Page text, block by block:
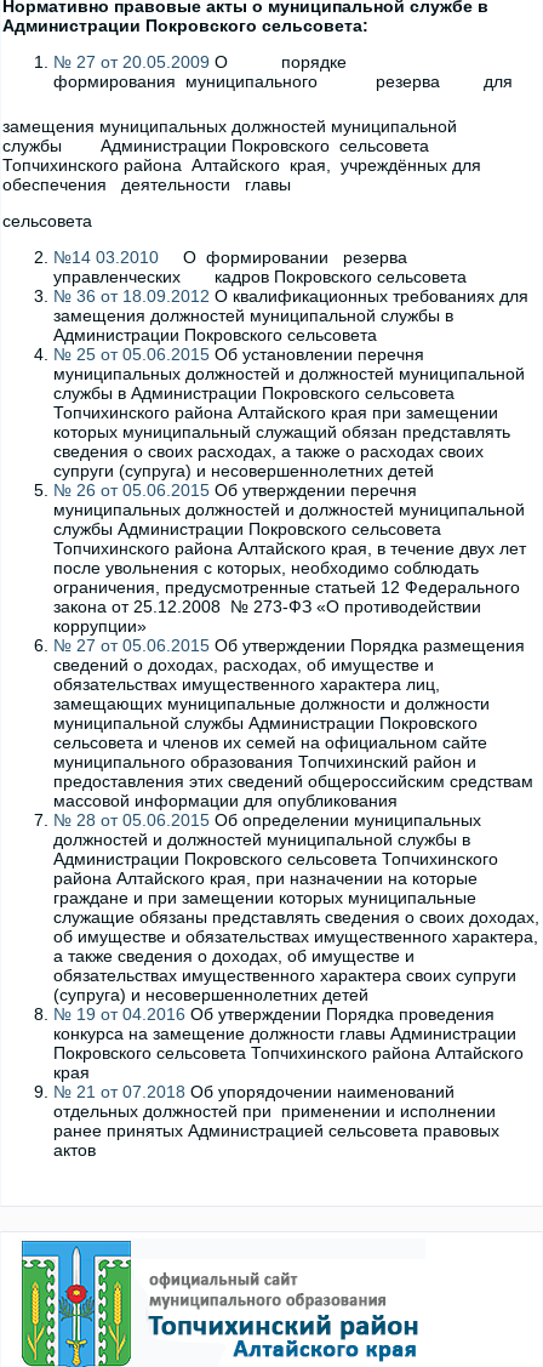
Нормативно правовые акты о муниципальной службе в
Администрации Покровского сельсовета:
№ 27 от 20.05.2009 О порядке
формирования муниципального резерва для
замещения муниципальных должностей муниципальной
службы Администрации Покровского сельсовета
Топчихинского района Алтайского края, учреждённых для
обеспечения деятельности главы
сельсовета
№14 03.2010 О формировании резерва
управленческих кадров Покровского сельсовета
№ 36 от 18.09.2012 О квалификационных требованиях для
замещения должностей муниципальной службы в
Администрации Покровского сельсовета
№ 25 от 05.06.2015 Об установлении перечня
муниципальных должностей и должностей муниципальной
службы в Администрации Покровского сельсовета
Топчихинского района Алтайского края при замещении
которых муниципальный служащий обязан представлять
сведения о своих расходах, а также о расходах своих
супруги (супруга) и несовершеннолетних детей
№ 26 от 05.06.2015 Об утверждении перечня
муниципальных должностей и должностей муниципальной
службы Администрации Покровского сельсовета
Топчихинского района Алтайского края, в течение двух лет
после увольнения c которых, необходимо соблюдать
ограничения, предусмотренные статьей 12 Федерального
закона от 25.12.2008 № 273-ФЗ «О противодействии
коррупции»
№ 27 от 05.06.2015 Об утверждении Порядка размещения
сведений о доходах, расходах, об имуществе и
обязательствах имущественного характера лиц,
замещающих муниципальные должности и должности
муниципальной службы Администрации Покровского
сельсовета и членов их семей на официальном сайте
муниципального образования Топчихинский район и
предоставления этих сведений общероссийским средствам
массовой информации для опубликования
№ 28 от 05.06.2015 Об определении муниципальных
должностей и должностей муниципальной службы в
Администрации Покровского сельсовета Топчихинского
района Алтайского края, при назначении на которые
граждане и при замещении которых муниципальные
служащие обязаны представлять сведения о своих доходах,
об имуществе и обязательствах имущественного характера,
а также сведения о доходах, об имуществе и
обязательствах имущественного характера своих супруги
(супруга) и несовершеннолетних детей
№ 19 от 04.2016 Об утверждении Порядка проведения
конкурса на замещение должности главы Администрации
Покровского сельсовета Топчихинского района Алтайского
края
№ 21 от 07.2018 Об упорядочении наименований
отдельных должностей при применении и исполнении
ранее принятых Администрацией сельсовета правовых
актов